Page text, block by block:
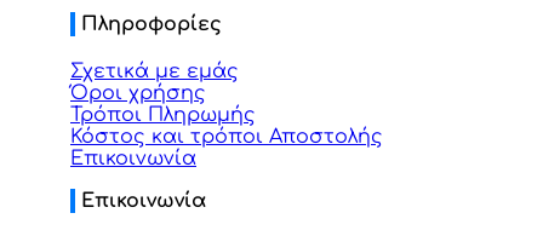
Πληροφορίες
Σχετικά με εμάς
Όροι χρήσης
Τρόποι Πληρωμής
Κόστος και τρόποι Αποστολής
Επικοινωνία
Επικοινωνία